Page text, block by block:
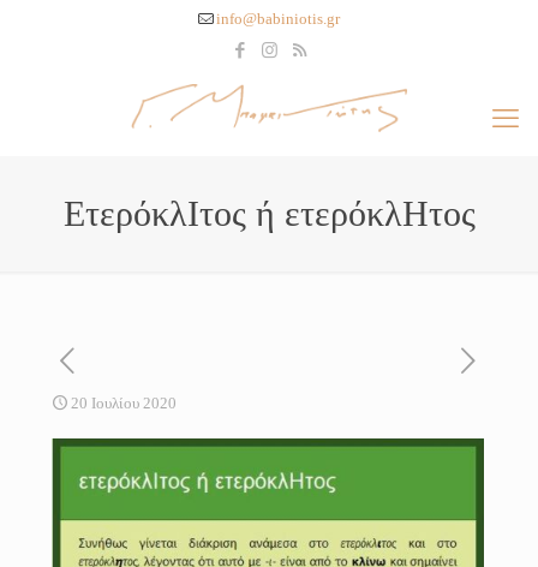
info@babiniotis.gr
ΕτερόκλΙτος ή ετερόκλΗτος
20 Ιουλίου 2020